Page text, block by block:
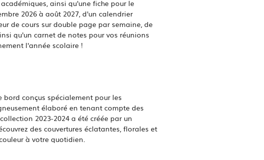
ainsi qu'une fiche pour le
2026 à août 2027, d'un calendrier
de cours sur double page par semaine, de
qu'un carnet de notes pour vos réunions
l'année scolaire !
bord conçus spécialement pour les
élaboré en tenant compte des
2023-2024 a été créée par un
des couvertures éclatantes, florales et
à votre quotidien.